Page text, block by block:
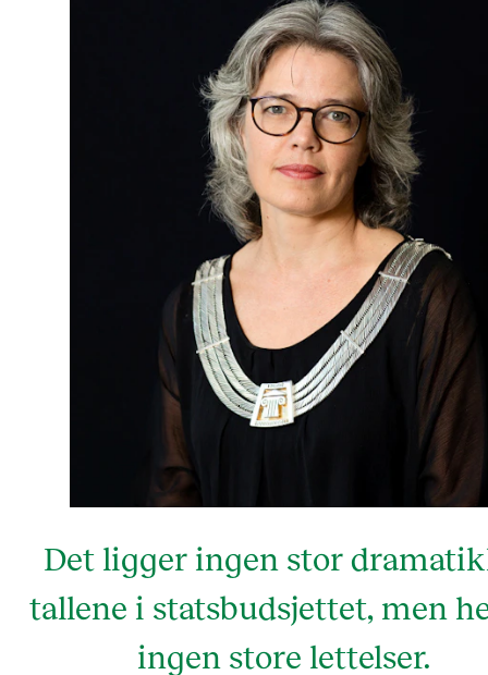
Det ligger ingen stor
tallene i statsbudsjettet, men
ingen store lettelser.